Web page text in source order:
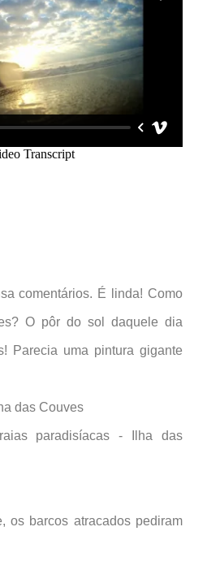
comentários. É linda! Como
O pôr do sol daquele dia
Parecia uma pintura gigante
os barcos atracados pediram